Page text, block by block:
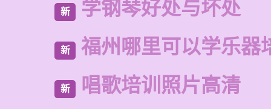
新 学钢琴好处与坏处
新 福州哪里可以学乐器
新 唱歌培训照片高清